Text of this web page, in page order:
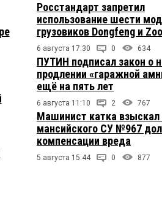
Росстандарт запретил
использование шести
грузовиков Dongfeng и
6 августа 17:30 0 634
ПУТИН подписал закон о
продлении «гаражной
ещё на пять лет
6 августа 11:10 2 767
Машинист катка взыскал
мансийского СУ №967
компенсации вреда
5 августа 15:44 0 877